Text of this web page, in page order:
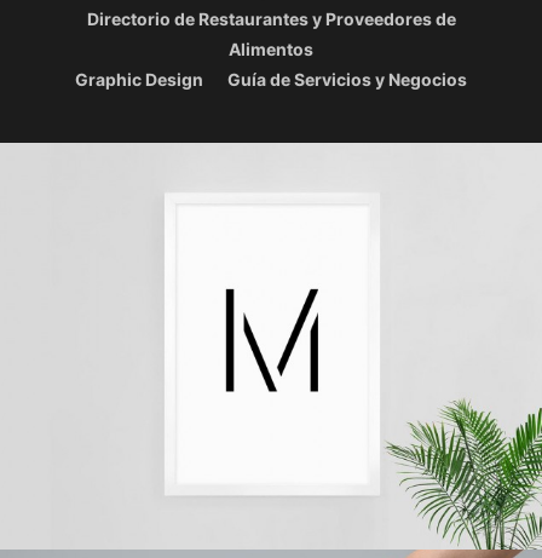
Directorio de Restaurantes y Proveedores de
Alimentos
Graphic Design
Guía de Servicios y Negocios